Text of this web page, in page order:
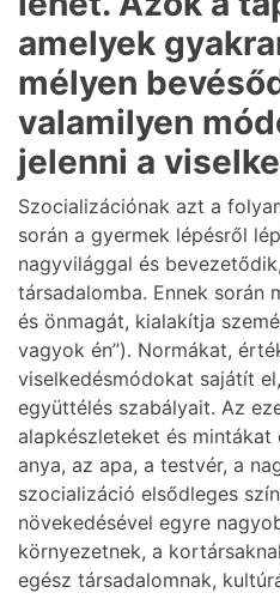
amelyek
mélyen
valamilyen
jelenni a
Szocializációnak azt a
során a gyermek lépésről
nagyvilággal és
társadalomba. Ennek során
és önmagát, kialakítja
vagyok én”). Normákat,
viselkedésmódokat sajátít
együttélés szabályait. Az
alapkészleteket és mintákat
anya, az apa, a testvér, a
szocializáció elsődleges
növekedésével egyre
környezetnek, a
egész társadalomnak,